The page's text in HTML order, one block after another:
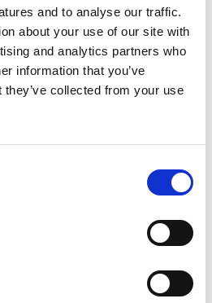
and to analyse our traffic.
about your use of our site with
and analytics partners who
information that you’ve
collected from your use
abitazioni
del suo SUV Peaq